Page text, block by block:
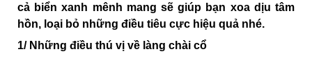
cả biển xanh mênh mang sẽ giúp bạn xoa dịu tâm
hồn, loại bỏ những điều tiêu cực hiệu quả nhé.
1/ Những điều thú vị về làng chài cổ